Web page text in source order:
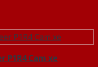
P1R4 Cam xe